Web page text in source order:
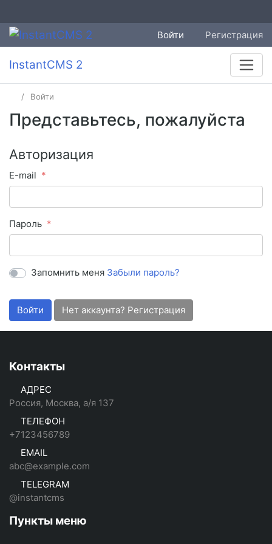
Войти Регистрация
InstantCMS 2
Войти
Представьтесь, пожалуйста
Авторизация
E-mail
Пароль
Запомнить меня Забыли пароль?
Войти Нет аккаунта? Регистрация
Контакты
АДРЕС
Россия, Москва, а/я 137
ТЕЛЕФОН
+7123456789
EMAIL
abc@example.com
TELEGRAM
@instantcms
Пункты меню